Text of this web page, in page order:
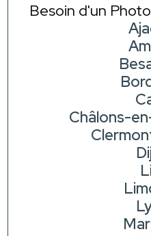
Besoin d'un
Châlons-